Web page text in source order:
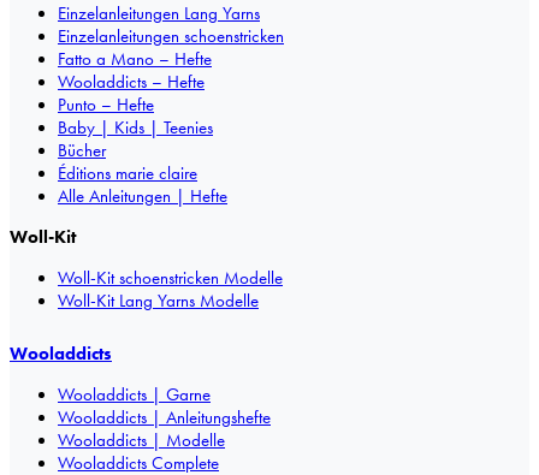
Einzelanleitungen Lang Yarns
Einzelanleitungen schoenstricken
Fatto a Mano – Hefte
Wooladdicts – Hefte
Punto – Hefte
Baby | Kids | Teenies
Bücher
Éditions marie claire
Alle Anleitungen | Hefte
Woll-Kit
Woll-Kit schoenstricken Modelle
Woll-Kit Lang Yarns Modelle
Wooladdicts
Wooladdicts | Garne
Wooladdicts | Anleitungshefte
Wooladdicts | Modelle
Wooladdicts Complete